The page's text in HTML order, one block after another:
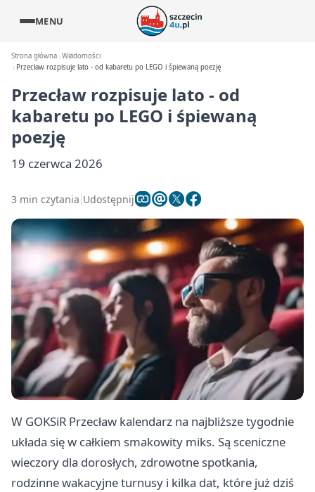
MENU
Strona główna Wiadomości
Przecław rozpisuje lato - od kabaretu po LEGO i śpiewaną poezję
Przecław rozpisuje lato - od
kabaretu po LEGO i śpiewaną
poezję
19 czerwca 2026
3 min czytania Udostępnij
W GOKSiR Przecław kalendarz na najbliższe tygodnie
układa się w całkiem smakowity miks. Są sceniczne
wieczory dla dorosłych, zdrowotne spotkania,
rodzinne wakacyjne turnusy i kilka dat, które już dziś